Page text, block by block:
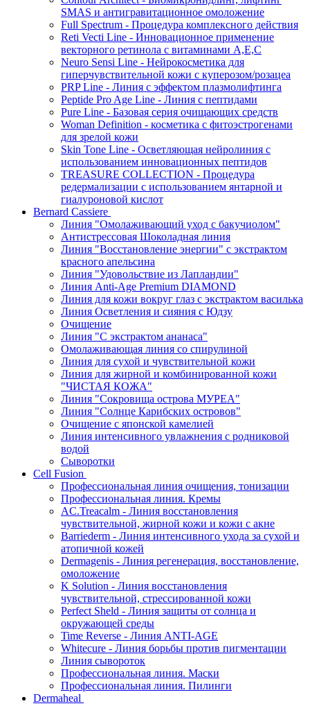
SMAS и антигравитационное омоложение
Full Spectrum - Процедура комплексного действия
Reti Vecti Line - Инновационное применение
векторного ретинола с витаминами A,Е,С
Neuro Sensi Line - Нейрокосметика для
гиперчувствительной кожи с куперозом/розацеа
PRP Line - Линия с эффектом плазмолифтинга
Peptide Pro Age Line - Линия с пептидами
Pure Line - Базовая серия очищающих средств
Woman Definition - косметика с фитоэстрогенами
для зрелой кожи
Skin Tone Line - Осветляющая нейролиния с
использованием инновационных пептидов
TREASURE COLLECTION - Процедура
редермализации с использованием янтарной и
гиалуроновой кислот
Bernard Cassiere
Линия "Омолаживающий уход с бакучиолом"
Антистрессовая Шоколадная линия
Линия "Восстановление энергии" с экстрактом
красного апельсина
Линия "Удовольствие из Лапландии"
Линия Anti-Age Premium DIAMOND
Линия для кожи вокруг глаз с экстрактом василька
Линия Осветления и сияния с Юдзу
Очищение
Линия "С экстрактом ананаса"
Омолаживающая линия со спирулиной
Линия для сухой и чувствительной кожи
Линия для жирной и комбинированной кожи
"ЧИСТАЯ КОЖА"
Линия "Сокровища острова МУРЕА"
Линия "Солнце Карибских островов"
Очищение с японской камелией
Линия интенсивного увлажнения с родниковой
водой
Сыворотки
Cell Fusion
Профессиональная линия очищения, тонизации
Профессиональная линия. Кремы
AC.Treacalm - Линия восстановления
чувствительной, жирной кожи и кожи с акне
Barriederm - Линия интенсивного ухода за сухой и
атопичной кожей
Dermagenis - Линия регенерация, восстановление,
омоложение
K Solution - Линия восстановления
чувствительной, стрессированной кожи
Perfect Sheld - Линия защиты от солнца и
окружающей среды
Time Reverse - Линия ANTI-AGE
Whitecure - Линия борьбы против пигментации
Линия сывороток
Профессиональная линия. Маски
Профессиональная линия. Пилинги
Dermaheal